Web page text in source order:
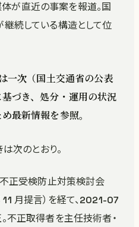
が直近の事案を報道。国
続している構造として位
一次（国土交通省の公表
づき、処分・運用の状況
最新情報を参照。
次のとおり。
正受検防止対策検討会
月提言）を経て、2021-07
不正取得者を主任技術者・